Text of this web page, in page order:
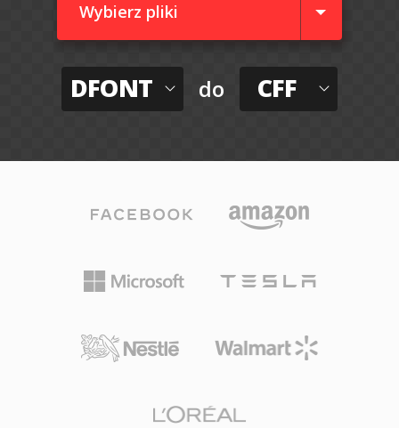
Wybierz pliki
DFONT do CFF